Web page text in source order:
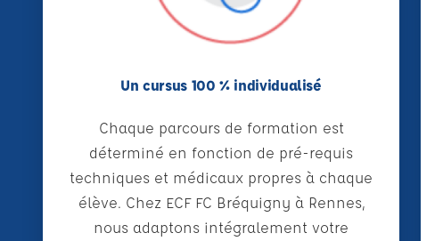
Un cursus 100 % individualisé
Chaque parcours de formation est
déterminé en fonction de pré-requis
techniques et médicaux propres à chaque
élève. Chez ECF FC Bréquigny à Rennes,
nous adaptons intégralement votre